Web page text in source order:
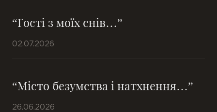
“Гості з моїх снів…”
02.07.2026
“Місто безумства і натхнення…”
26.06.2026